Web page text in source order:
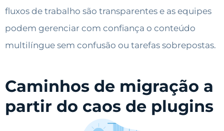
fluxos de trabalho são transparentes e as equipes
podem gerenciar com confiança o conteúdo
multilíngue sem confusão ou tarefas sobrepostas.
Caminhos de migração a
partir do caos de plugins